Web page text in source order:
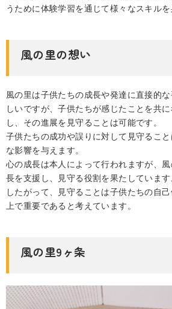
うために体験学習を通じて様々なスキルを
風の里の想い
風の里は子供たちの成長や発達に直接的
しいですが、子供たちが感じたことを共
し、その進展を見守ることは可能です。
子供たちの成功や誤りに対して見守るこ
な影響を与えます。
心の成長は本人によって行われますが、
長を支援し、見守る役割を果たしています
したがって、見守ることは子供たちの自
上で重要であると考えています。
風の里9ヶ条